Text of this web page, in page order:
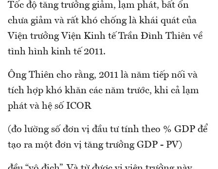
Tốc độ tăng trưởng giảm, lạm phát, bất ổn
chưa giảm và rất khó chống là khái quát của
Viện trưởng Viện Kinh tế Trần Đình Thiên về
tình hình kinh tế 2011.
Ông Thiên cho rằng, 2011 là năm tiếp nối và
tích hợp khó khăn các năm trước, khi cả lạm
phát và hệ số ICOR
(đo lường số đơn vị đầu tư tính theo % GDP để
tạo ra một đơn vị tăng trưởng GDP - PV)